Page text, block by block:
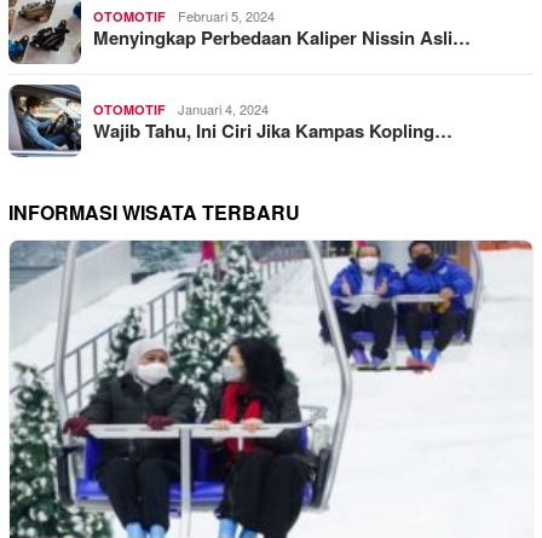
OTOMOTIF Februari 5, 2024
Menyingkap Perbedaan Kaliper Nissin Asli…
OTOMOTIF Januari 4, 2024
Wajib Tahu, Ini Ciri Jika Kampas Kopling…
INFORMASI WISATA TERBARU